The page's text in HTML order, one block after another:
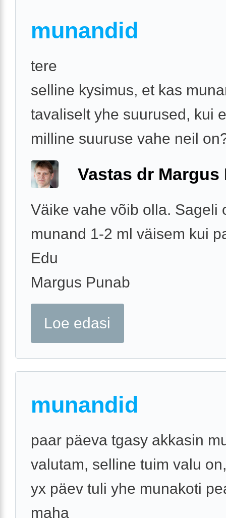
munandid
tere
selline kysimus, et kas
tavaliselt yhe suurused, kui
milline suuruse vahe neil
Vastas dr Margus
Väike vahe võib olla. Sageli
munand 1-2 ml väisem kui
Edu
Margus Punab
Loe edasi
munandid
paar päeva tgasy akkasin
valutam, selline tuim valu
yx päev tuli yhe munakoti
maha